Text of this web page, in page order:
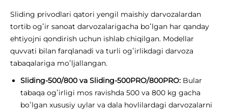
Sliding privodlari qatori yengil maishiy darvozalardan
tortib ogʻir sanoat darvozalarigacha boʻlgan har qanday
ehtiyojni qondirish uchun ishlab chiqilgan. Modellar
quvvati bilan farqlanadi va turli ogʻirlikdagi darvoza
tabaqalariga moʻljallangan.
Sliding-500/800 va Sliding-500PRO/800PRO: Bular
tabaqa ogʻirligi mos ravishda 500 va 800 kg gacha
boʻlgan xususiy uylar va dala hovlilardagi darvozalarni